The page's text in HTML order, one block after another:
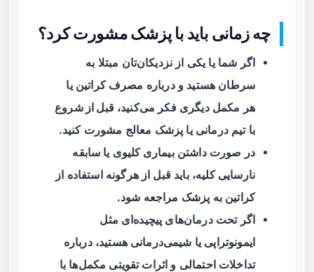
چه زمانی باید با پزشک مشورت کرد؟
اگر شما یا یکی از نزدیکان‌تان مبتلا به
سرطان هستید و درباره مصرف کراتین یا
هر مکمل دیگری فکر می‌کنید، قبل از شروع
با تیم درمانی یا پزشک معالج مشورت کنید.
در صورت داشتنبیماری کلیوی یا سابقه
نارسایی کلیه، باید قبل از هرگونه استفاده از
کراتین به پزشک مراجعه شود.
اگر تحت درمان‌های پیچیده‌ای مثل
ایمونوتراپی یا شیمی‌درمانی هستید، درباره
تداخلات احتمالی و اثرات تقویتی مکمل‌ها با